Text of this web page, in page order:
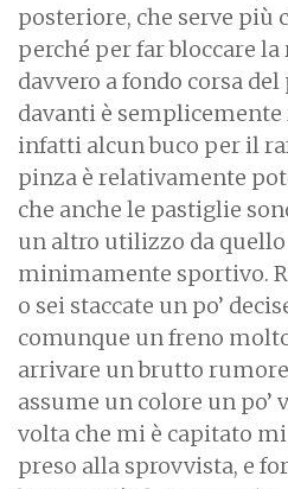
posteriore, che serve più
perché per far bloccare
davvero a fondo corsa
davanti è
infatti alcun buco per il
pinza è relativamente
che anche le pastiglie
un altro utilizzo da quello
minimamente sportivo.
o sei staccate un po’
comunque un freno
arrivare un brutto rumore
assume un colore un po’
volta che mi è capitato
preso alla sprovvista, e